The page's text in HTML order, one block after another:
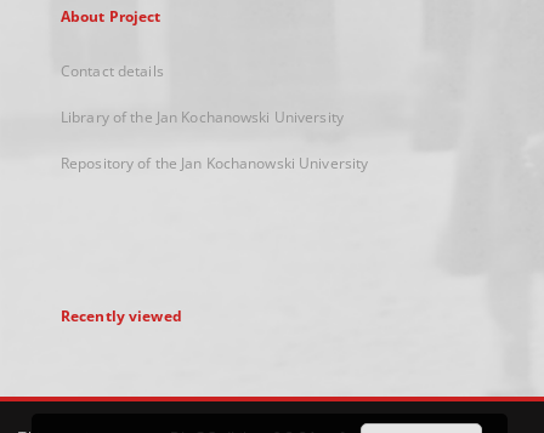
About Project
Contact details
Library of the Jan Kochanowski University
Repository of the Jan Kochanowski University
Recently viewed